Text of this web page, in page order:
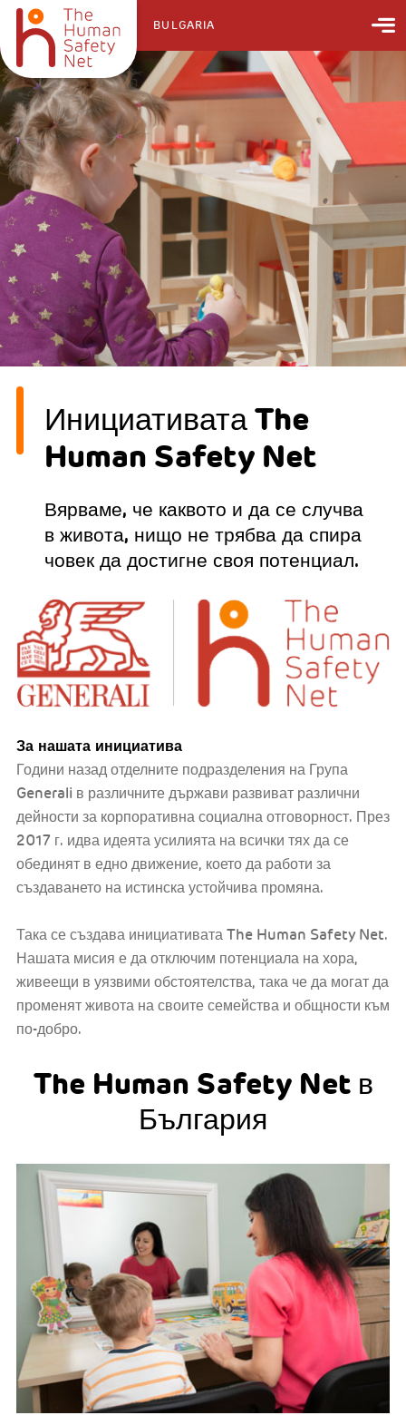
BULGARIA
Инициативата The
Human Safety Net
Вярваме, че каквото и да се случва
в живота, нищо не трябва да спира
човек да достигне своя потенциал.
За нашата инициатива
Години назад отделните подразделения на Група
Generali в различните държави развиват различни
дейности за корпоративна социална отговорност. През
2017 г. идва идеята усилията на всички тях да се
обединят в едно движение, което да работи за
създаването на истинска устойчива промяна.
Така се създава инициативата The Human Safety Net.
Нашата мисия е да отключим потенциала на хора,
живеещи в уязвими обстоятелства, така че да могат да
променят живота на своите семейства и общности към
по-добро.
The Human Safety Net в
България